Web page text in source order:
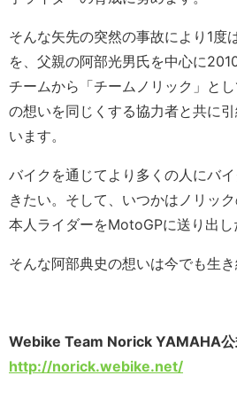
そんな矢先の突然の事故により1度
を、父親の阿部光男氏を中心に
チームから「チームノリック」と
の想いを同じくする協力者と共に
います。
バイクを通じてより多くの人にバ
きたい。そして、いつかはノリッ
本人ライダーをMotoGPに送り出し
そんな阿部典史の想いは今でも生き
Webike Team Norick
http://norick.webike.net/